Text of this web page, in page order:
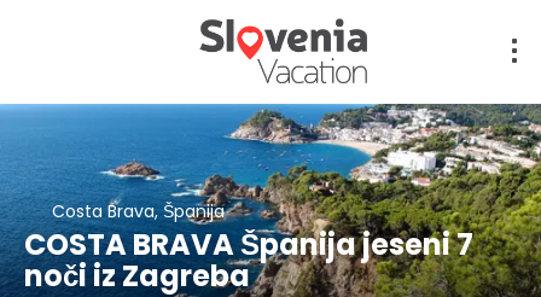
Costa Brava, Španija
COSTA BRAVA Španija jeseni 7
noči iz Zagreba